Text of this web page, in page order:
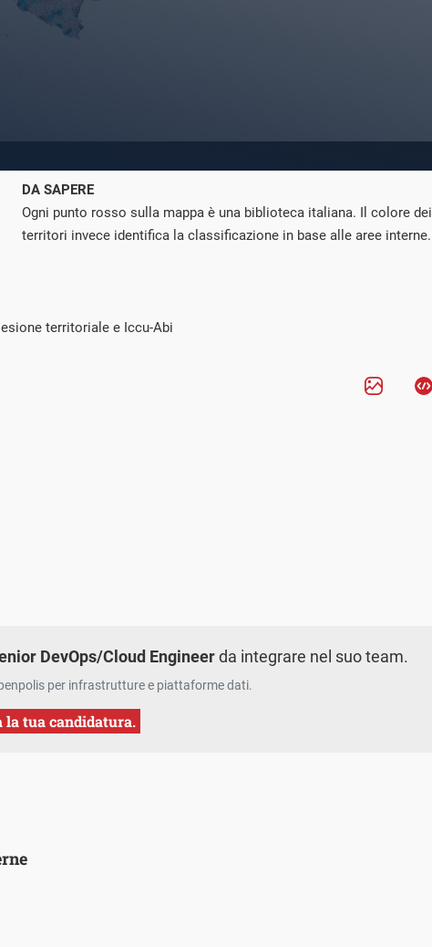
DA SAPERE
Ogni punto rosso sulla mappa è una biblioteca italiana. Il colore dei
territori invece identifica la classificazione in base alle aree interne.
territoriale e Iccu-Abi
DevOps/Cloud Engineerda integrare nel suo team.
per infrastrutture e piattaforme dati.
la tua candidatura.